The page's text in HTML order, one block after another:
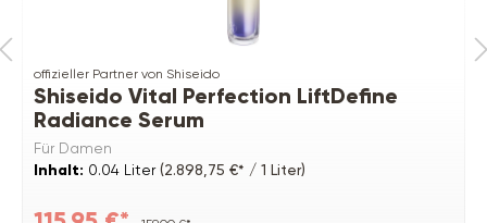
offizieller Partner von Shiseido
Shiseido Vital Perfection LiftDefine
Radiance Serum
Für Damen
Inhalt: 0.04 Liter(2.898,75 €* / 1 Liter)